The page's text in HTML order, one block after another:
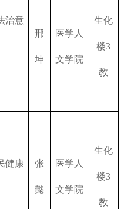
治意
邢
坤
医学人
文学院
生化
楼3
教
健康 张
懿
医学人
文学院
生化
楼3
教